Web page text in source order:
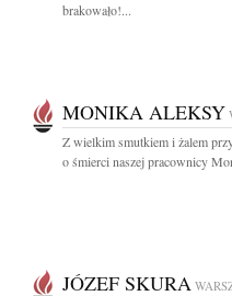
brakowało!...
MONIKA ALEKSY
Z wielkim smutkiem i żalem
o śmierci naszej pracownicy
JÓZEF SKURA